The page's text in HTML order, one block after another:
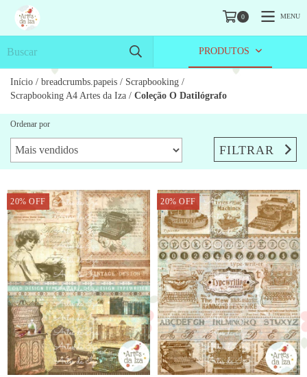
0 MENU
PRODUTOS
Início / breadcrumbs.papeis / Scrapbooking /
Scrapbooking A4 Artes da Iza / Coleção O Datilógrafo
Ordenar por
FILTRAR
20% OFF 20% OFF